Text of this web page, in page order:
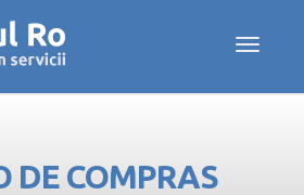
Toggle
DE COMPRAS